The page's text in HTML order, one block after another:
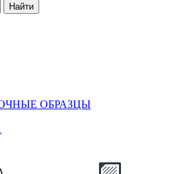
Найти
ОБРАЗЦЫ